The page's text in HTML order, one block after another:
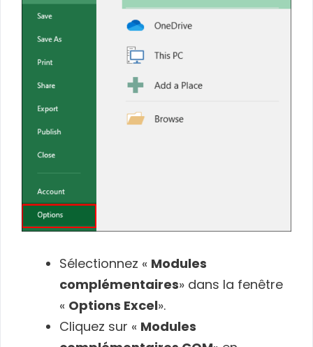
Sélectionnez « Modules
complémentaires» dans la fenêtre
« Options Excel».
Cliquez sur « Modules